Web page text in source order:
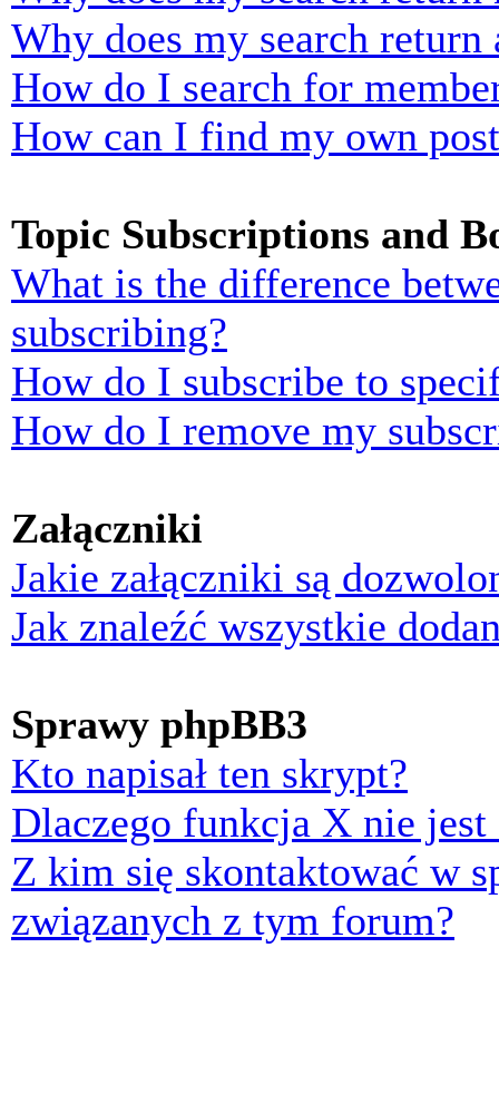
Why does my search return
How do I search for
How can I find my own
Topic Subscriptions and
What is the difference
subscribing?
How do I subscribe to
How do I remove my
Załączniki
Jakie załączniki są
Jak znaleźć wszystkie
Sprawy phpBB3
Kto napisał ten skrypt?
Dlaczego funkcja X nie jest
Z kim się skontaktować w
związanych z tym forum?